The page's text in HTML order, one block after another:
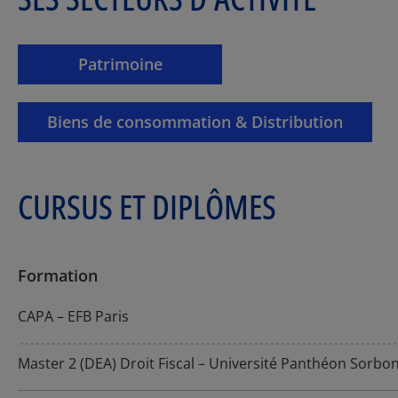
Patrimoine
Biens de consommation & Distribution
CURSUS ET DIPLÔMES
Formation
CAPA – EFB Paris
Master 2 (DEA) Droit Fiscal – Université Panthéon